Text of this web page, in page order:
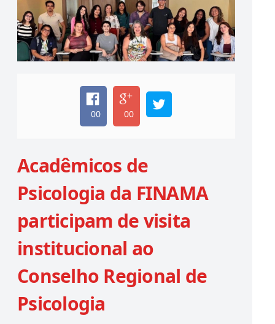
00 00
Acadêmicos de
Psicologia da FINAMA
participam de visita
institucional ao
Conselho Regional de
Psicologia